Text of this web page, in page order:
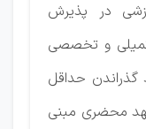
در پذیرش
و تخصصی
گذراندن حداقل
محضری مبنی